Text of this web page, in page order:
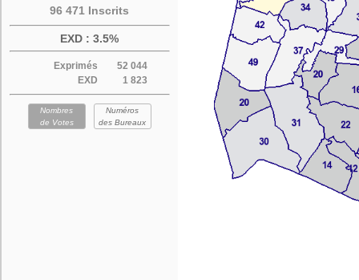
96 471 Inscrits
EXD : 3.5%
Exprimés
52 044
EXD
1 823
Nombres
de Votes
Numéros
des Bureaux